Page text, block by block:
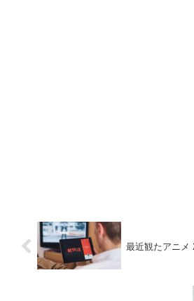
最近観たアニメ